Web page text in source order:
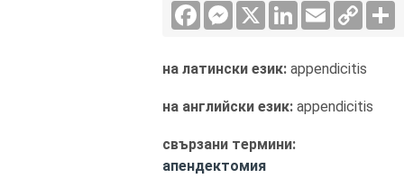
FacebookMessenger LinkedInEmail
Copy
Link
на латински език: appendicitis
на английски език: appendicitis
свързани термини:
апендектомия